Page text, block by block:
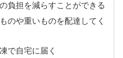
負担を減らすことができる
のや重いものを配達してく
で自宅に届く